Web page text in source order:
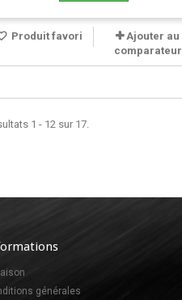
Produit favori
Ajouter au
comparateur
1 - 12 sur 17.
générales